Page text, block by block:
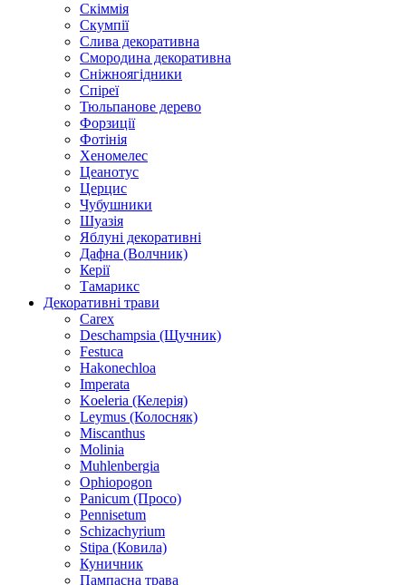
Скіммія
Скумпії
Слива декоративна
Смородина декоративна
Сніжноягідники
Спіреї
Тюльпанове дерево
Форзиції
Фотінія
Хеномелес
Цеанотус
Церцис
Чубушники
Шуазія
Яблуні декоративні
Дафна (Волчник)
Керії
Тамарикс
Декоративні трави
Carex
Deschampsia (Щучник)
Festuca
Hakonechloa
Imperata
Koeleria (Келерія)
Leymus (Колосняк)
Miscanthus
Molinia
Muhlenbergia
Ophiopogon
Panicum (Просо)
Pennisetum
Schizachyrium
Stipa (Ковила)
Куничник
Пампасна трава